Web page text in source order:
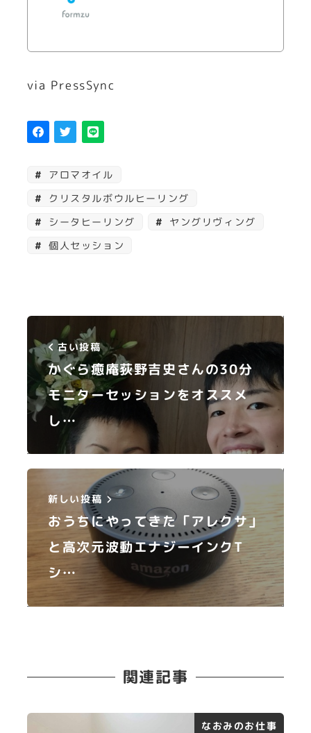
via PressSync
アロマオイル
クリスタルボウルヒーリング
シータヒーリング
ヤングリヴィング
個人セッション
古い投稿
かぐら癒庵荻野吉史さんの30分
モニターセッションをオススメ
し…
新しい投稿
おうちにやってきた「アレクサ」
と高次元波動エナジーインクT
シ…
関連記事
なおみのお仕事